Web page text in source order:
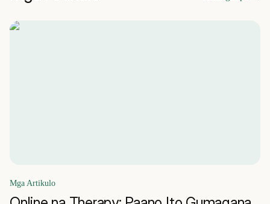
Mga Artikulo